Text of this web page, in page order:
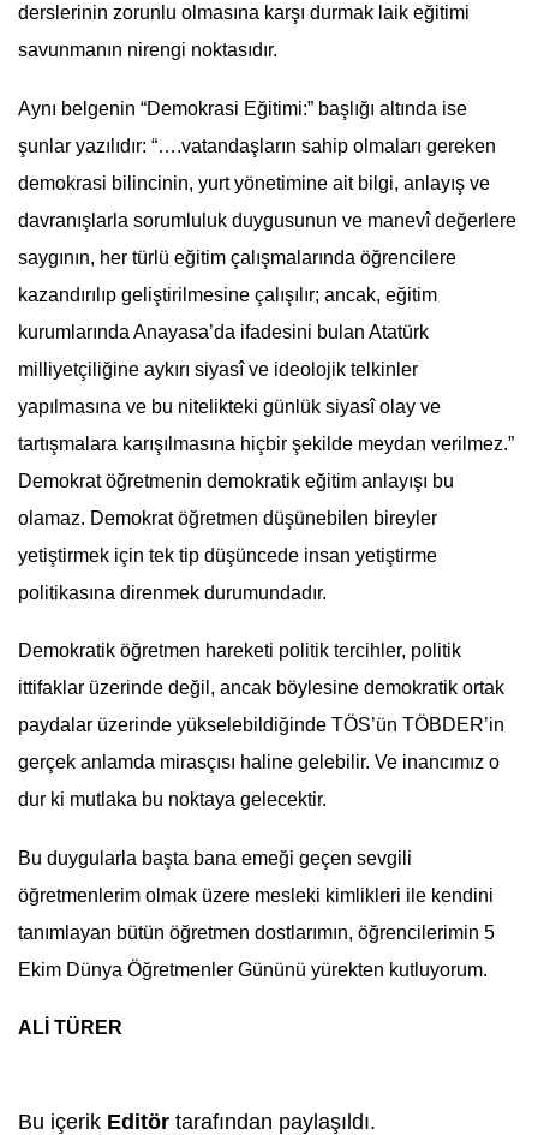
derslerinin zorunlu olmasına karşı durmak laik eğitimi
savunmanın nirengi noktasıdır.
Aynı belgenin “Demokrasi Eğitimi:” başlığı altında ise
şunlar yazılıdır: “….vatandaşların sahip olmaları gereken
demokrasi bilincinin, yurt yönetimine ait bilgi, anlayış ve
davranışlarla sorumluluk duygusunun ve manevî değerlere
saygının, her türlü eğitim çalışmalarında öğrencilere
kazandırılıp geliştirilmesine çalışılır; ancak, eğitim
kurumlarında Anayasa’da ifadesini bulan Atatürk
milliyetçiliğine aykırı siyasî ve ideolojik telkinler
yapılmasına ve bu nitelikteki günlük siyasî olay ve
tartışmalara karışılmasına hiçbir şekilde meydan verilmez.”
Demokrat öğretmenin demokratik eğitim anlayışı bu
olamaz. Demokrat öğretmen düşünebilen bireyler
yetiştirmek için tek tip düşüncede insan yetiştirme
politikasına direnmek durumundadır.
Demokratik öğretmen hareketi politik tercihler, politik
ittifaklar üzerinde değil, ancak böylesine demokratik ortak
paydalar üzerinde yükselebildiğinde TÖS’ün TÖBDER’in
gerçek anlamda mirasçısı haline gelebilir. Ve inancımız o
dur ki mutlaka bu noktaya gelecektir.
Bu duygularla başta bana emeği geçen sevgili
öğretmenlerim olmak üzere mesleki kimlikleri ile kendini
tanımlayan bütün öğretmen dostlarımın, öğrencilerimin 5
Ekim Dünya Öğretmenler Gününü yürekten kutluyorum.
ALİ TÜRER
Bu içerik Editör tarafından paylaşıldı.